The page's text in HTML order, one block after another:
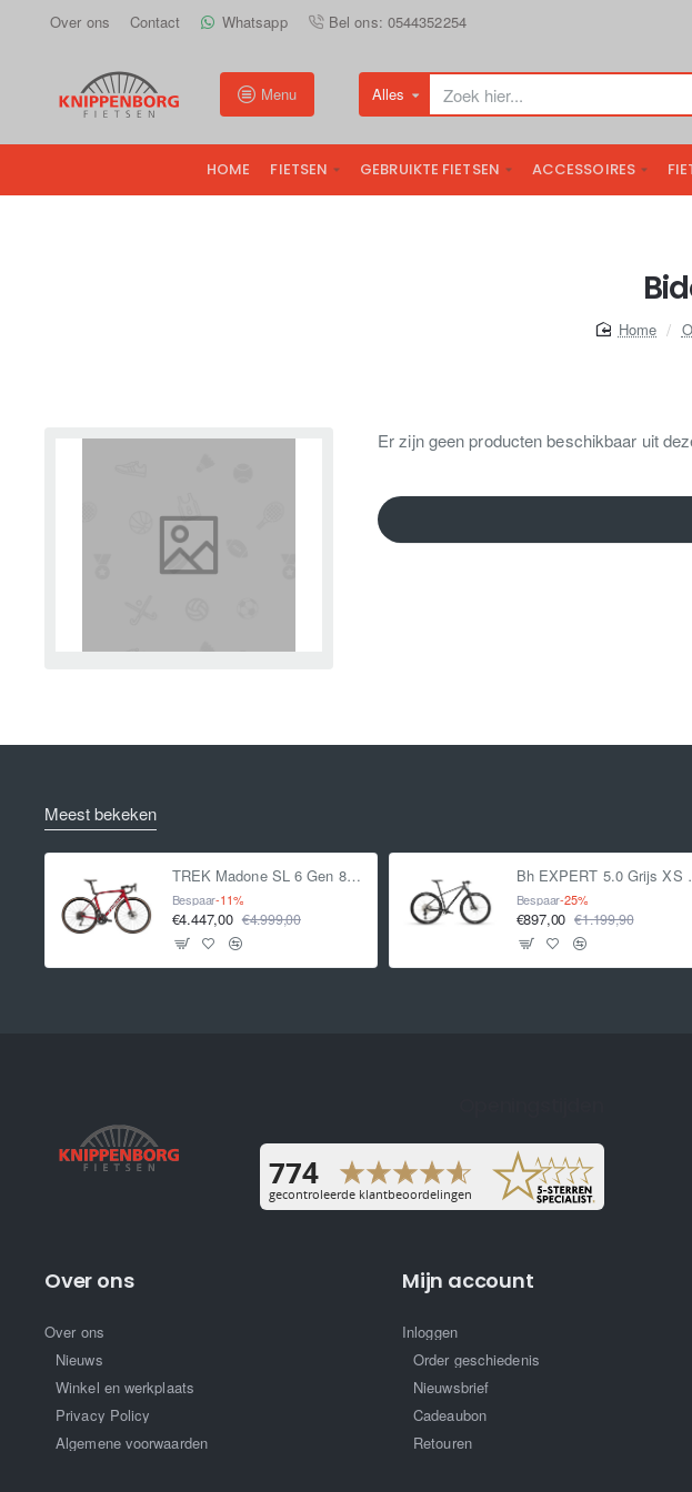
Over ons Contact Whatsapp Bel ons: 0544352254
Menu Alles
Zoek
HOME FIETSEN GEBRUIKTE FIETSEN ACCESSOIRES
home
Er zijn geen producten beschikbaar uit
Meest bekeken
TREK Madone SL 6 Gen 8 CRIMSON L L 2025
Bespaar-11%
€4.447,00 €4.999,00
Bh
Bespaar-25%
€897,00 €1.199,90
Over ons
Over ons
Nieuws
Winkel en werkplaats
Privacy Policy
Algemene voorwaarden
Mijn account
Inloggen
Order geschiedenis
Nieuwsbrief
Cadeaubon
Retouren